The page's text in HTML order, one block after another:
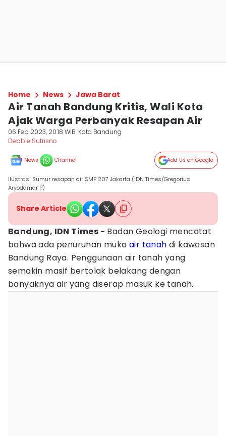
Home News Jawa Barat
Air Tanah Bandung Kritis, Wali Kota
Ajak Warga Perbanyak Resapan Air
06 Feb 2023, 20:18 WIB Kota Bandung
Debbie Sutrisno
News Channel Add Us on Google
Ilustrasi Sumur resapan air SMP 207 Jakarta (IDN Times/Gregorius
Aryodamar P)
Share Article
Bandung, IDN Times - Badan Geologi mencatat
bahwa ada penurunan muka air tanah di kawasan
Bandung Raya. Penggunaan air tanah yang
semakin masif bertolak belakang dengan
banyaknya air yang diserap masuk ke tanah.